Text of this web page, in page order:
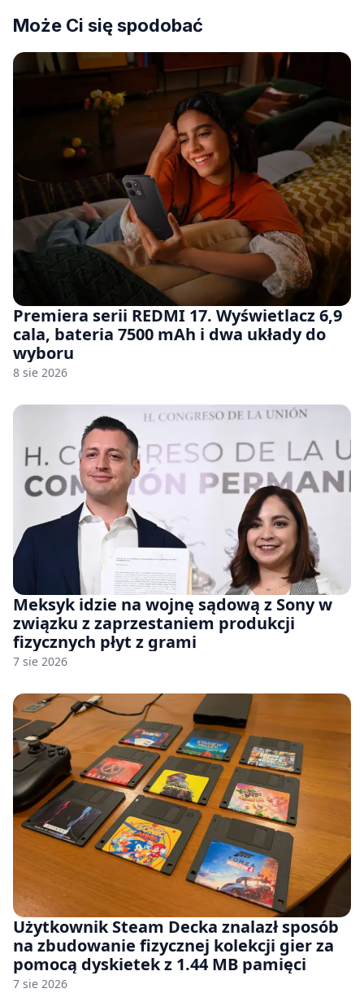
Może Ci się spodobać
Premiera serii REDMI 17. Wyświetlacz 6,9
cala, bateria 7500 mAh i dwa układy do
wyboru
8 sie 2026
Meksyk idzie na wojnę sądową z Sony w
związku z zaprzestaniem produkcji
fizycznych płyt z grami
7 sie 2026
Użytkownik Steam Decka znalazł sposób
na zbudowanie fizycznej kolekcji gier za
pomocą dyskietek z 1.44 MB pamięci
7 sie 2026